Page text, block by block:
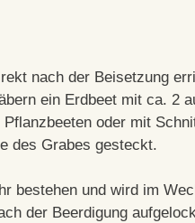
nach der Beisetzung
ein Erdbeet mit ca. 2
oder mit
des Grabes gesteckt.
bestehen und wird im
der Beerdigung